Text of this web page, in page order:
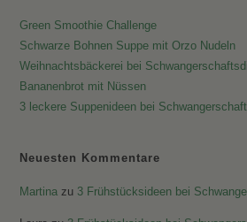
Green Smoothie Challenge
Schwarze Bohnen Suppe mit Orzo Nudeln
Weihnachtsbäckerei bei
Bananenbrot mit Nüssen
3 leckere Suppenideen bei
Neuesten Kommentare
Martina zu 3 Frühstücksideen bei